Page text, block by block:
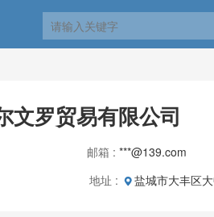
文罗贸易有限公司
邮箱 : ***@139.com
地址 : 盐城市大丰区